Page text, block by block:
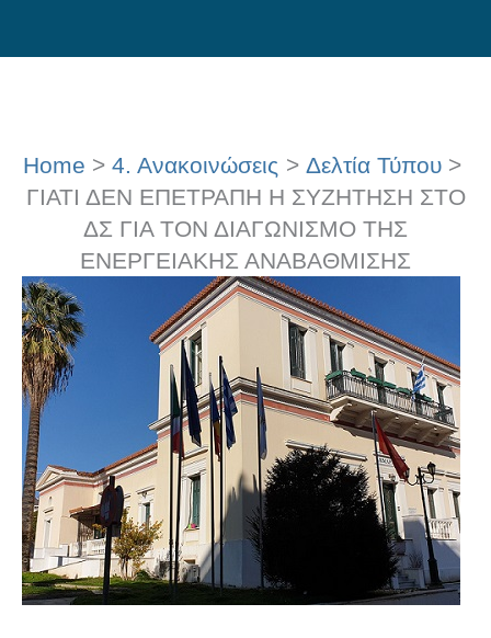
to
Home 4. Ανακοινώσεις
Δελτία Τύπου
ΓΙΑΤΙ ΔΕΝ ΕΠΕΤΡΑΠΗ Η ΣΥΖΗΤΗΣΗ ΣΤΟ
ΔΣ ΓΙΑ ΤΟΝ ΔΙΑΓΩΝΙΣΜΟ ΤΗΣ
ΕΝΕΡΓΕΙΑΚΗΣ ΑΝΑΒΑΘΜΙΣΗΣ